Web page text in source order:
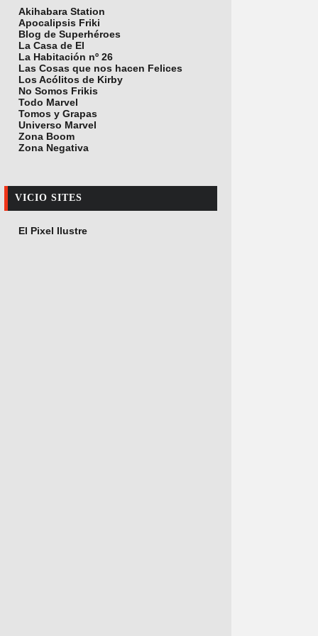
Akihabara Station
Apocalipsis Friki
Blog de Superhéroes
La Casa de El
La Habitación nº 26
Las Cosas que nos hacen Felices
Los Acólitos de Kirby
No Somos Frikis
Todo Marvel
Tomos y Grapas
Universo Marvel
Zona Boom
Zona Negativa
VICIO SITES
El Pixel Ilustre